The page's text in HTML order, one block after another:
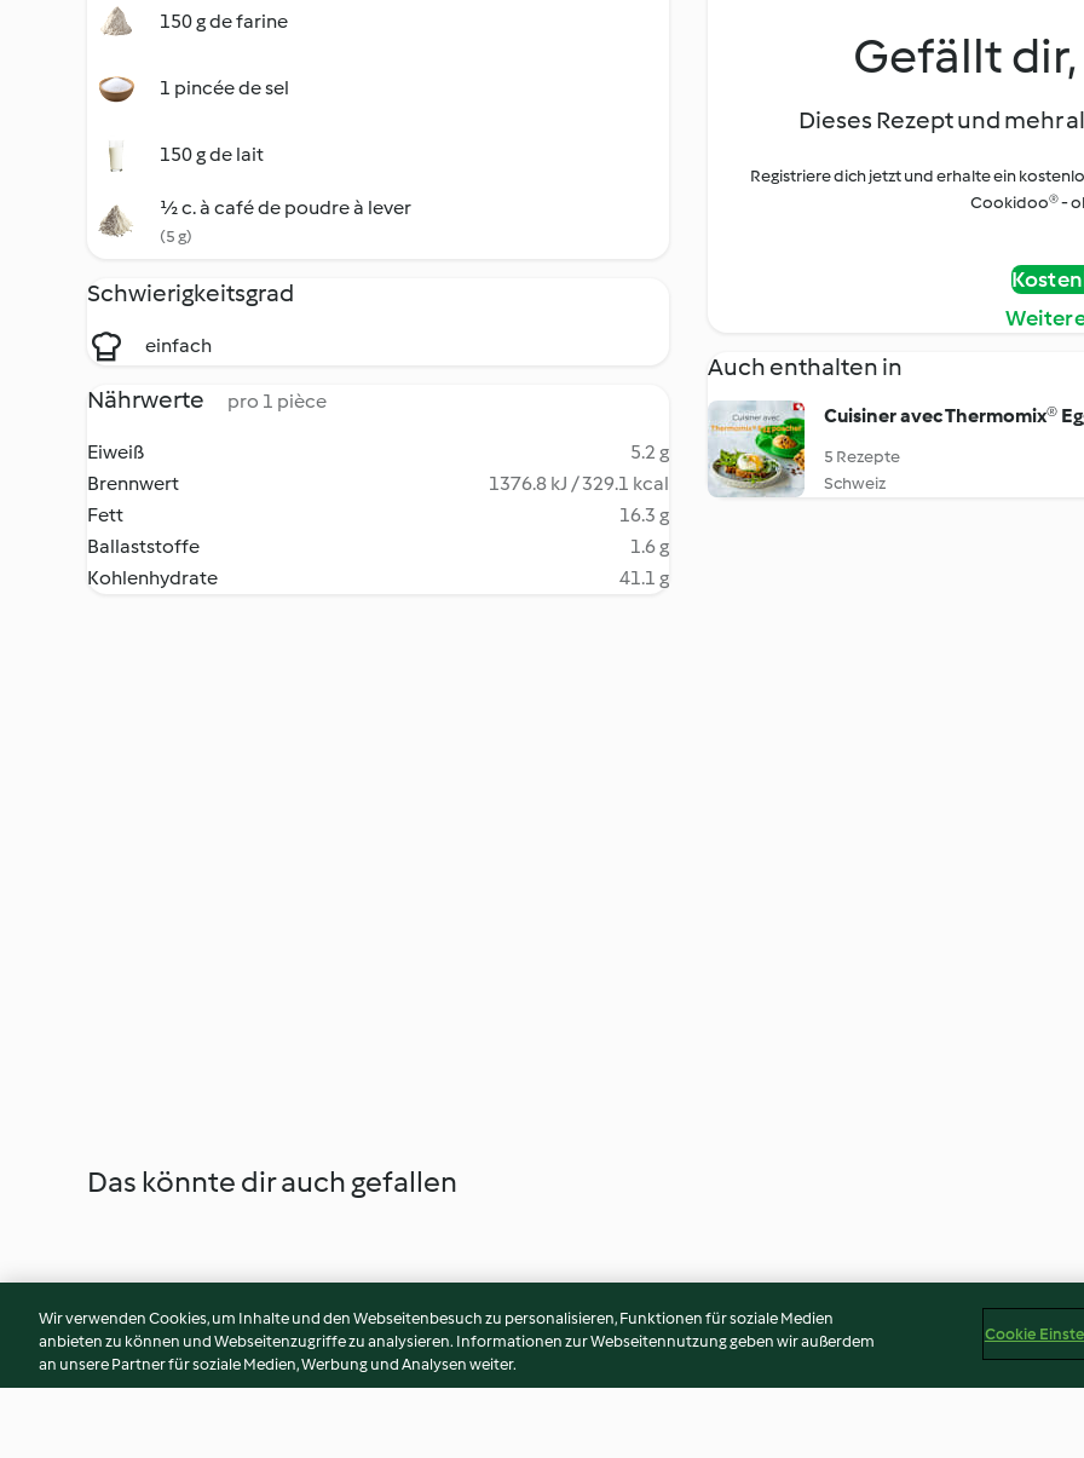
150 g de farine
1 pincée de sel
150 g de lait
½ c. à café de poudre à lever
(5 g)
Schwierigkeitsgrad
einfach
Nährwerte pro 1 pièce
Eiweiß
5.2 g
Brennwert
1376.8 kJ / 329.1 kcal
Fett
16.3 g
Ballaststoffe
1.6 g
Kohlenhydrate
41.1 g
Gefällt
Dieses Rezept und mehr
Registriere dich jetzt und erhalte ein
Cookidoo® -
Auch enthalten in
Cuisiner avec Thermomix®
5 Rezepte
Schweiz
Das könnte dir auch gefallen
Wir verwenden Cookies, um Inhalte und den Webseitenbesuch zu personalisieren, Funktionen für soziale Medien
anbieten zu können und Webseitenzugriffe zu analysieren. Informationen zur Webseitennutzung geben wir außerdem
an unsere Partner für soziale Medien, Werbung und Analysen weiter.
Cookie